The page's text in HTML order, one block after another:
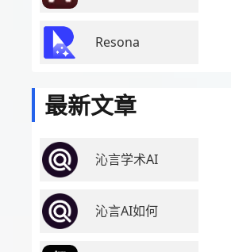
Resona
最新文章
沁言学术AI
沁言AI如何